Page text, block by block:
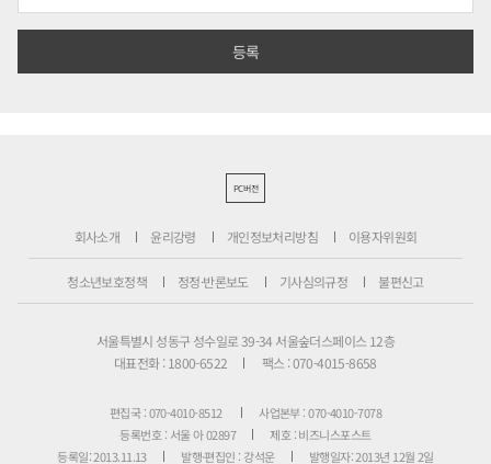
PC버전
회사소개 윤리강령 개인정보처리방침 이용자위원회
청소년보호정책 정정·반론보도 기사심의규정 불편신고
서울특별시 성동구 성수일로 39-34 서울숲더스페이스 12층
대표전화 : 1800-6522
팩스 : 070-4015-8658
편집국 : 070-4010-8512
사업본부 : 070-4010-7078
등록번호 : 서울 아 02897
제호 : 비즈니스포스트
등록일: 2013.11.13
발행·편집인 : 강석운 발행일자: 2013년 12월 2일